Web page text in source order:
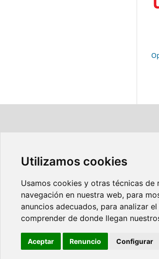
Utilizamos cookies
Usamos cookies y otras técnicas
navegación en nuestra web, para
anuncios adecuados, para analizar
comprender de donde llegan
Aceptar Renuncio Configurar